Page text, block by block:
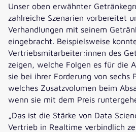
Unser oben erwähnter
zahlreiche Szenarien vorbereitet
Verhandlungen mit seinem
eingebracht. Beispielsweise
Vertriebsmitarbeiter:innen des
zeigen, welche Folgen es für die
sie bei ihrer Forderung von sechs
welches Zusatzvolumen beim
wenn sie mit dem Preis
„Das ist die Stärke von Data
Vertrieb in Realtime verbindlich